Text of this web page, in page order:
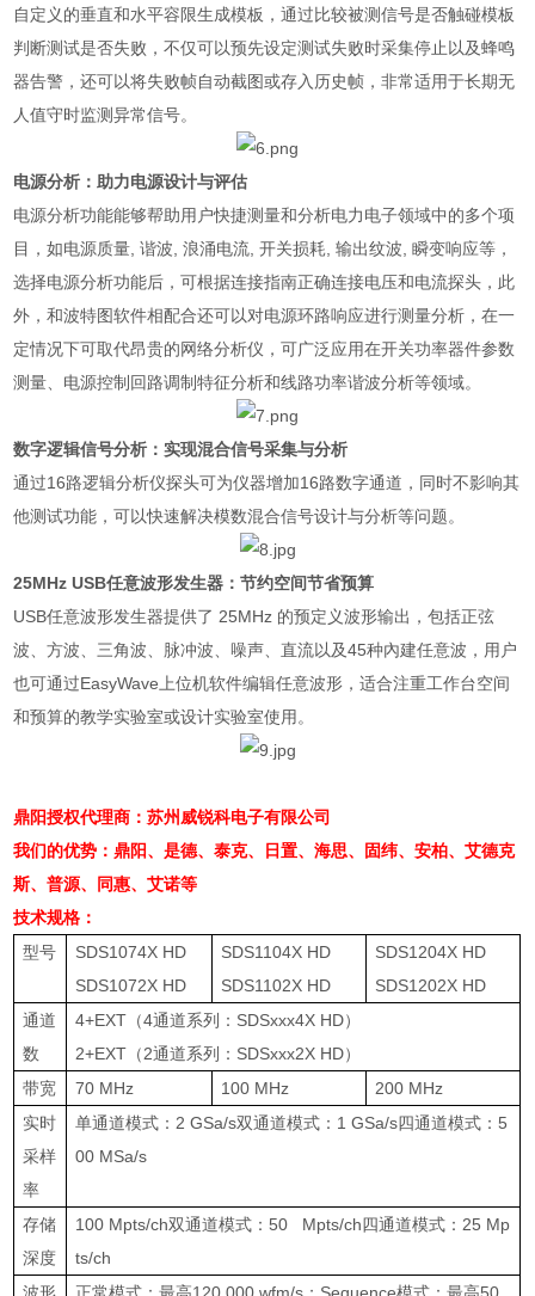
自定义的垂直和水平容限生成模板，通过比较被测信号是否触碰模板
判断测试是否失败，不仅可以预先设定测试失败时采集停止以及蜂鸣
器告警，还可以将失败帧自动截图或存入历史帧，非常适用于长期无
人值守时监测异常信号。
电源分析：助力电源设计与评估
电源分析功能能够帮助用户快捷测量和分析电力电子领域中的多个项
目，如电源质量 ,谐波 ,浪涌电流 ,开关损耗 ,输出纹波 ,瞬变响应等，
选择电源分析功能后，可根据连接指南正确连接电压和电流探头，此
外，和波特图软件相配合还可以对电源环路响应进行测量分析，在一
定情况下可取代昂贵的网络分析仪，可广泛应用在开关功率器件参数
测量、电源控制回路调制特征分析和线路功率谐波分析等领域。
数字逻辑信号分析：实现混合信号采集与分析
通过16路逻辑分析仪探头可为仪器增加16路数字通道，同时不影响其
他测试功能，可以快速解决模数混合信号设计与分析等问题。
25MHz USB任意波形发生器：节约空间节省预算
USB任意波形发生器提供了 25MHz 的预定义波形输出，包括正弦
波、方波、三角波、脉冲波、噪声、直流以及45种內建任意波，用户
也可通过EasyWave上位机软件编辑任意波形，适合注重工作台空间
和预算的教学实验室或设计实验室使用。
鼎阳授权代理商：苏州威锐科电子有限公司
我们的优势：鼎阳、是德、泰克、日置、海思、固纬、安柏、艾德克
斯、普源、同惠、艾诺等
技术规格：
型号
SDS1074X HD
SDS1072X HD
SDS1104X HD
SDS1102X HD
SDS1204X HD
SDS1202X HD
通道
数
4+EXT （4通道系列： SDSxxx4X HD）
2+EXT （2通道系列： SDSxxx2X HD）
带宽
70 MHz 100 MHz
200 MHz
实时
采样
率
单通道模式： 2 GSa/s双通道模式： 1 GSa/s四通道模式：5
00 MSa/s
存储
深度
100 Mpts/ch双通道模式：50 Mpts/ch四通道模式： 25 Mp
ts/ch